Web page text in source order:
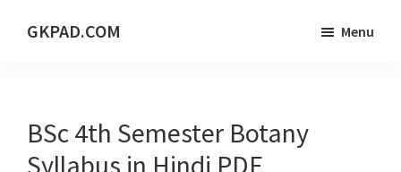
GKPAD.COM
PORTAL
Menu
BSc 4th Semester Botany
Syllabus in Hindi PDF